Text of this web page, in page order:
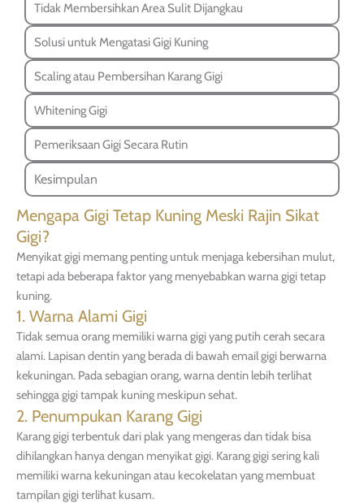
Tidak Membersihkan Area Sulit Dijangkau
Solusi untuk Mengatasi Gigi Kuning
Scaling atau Pembersihan Karang Gigi
Whitening Gigi
Pemeriksaan Gigi Secara Rutin
Kesimpulan
Mengapa Gigi Tetap Kuning Meski Rajin Sikat
Gigi?
Menyikat gigi memang penting untuk menjaga kebersihan mulut,
tetapi ada beberapa faktor yang menyebabkan warna gigi tetap
kuning.
1. Warna Alami Gigi
Tidak semua orang memiliki warna gigi yang putih cerah secara
alami. Lapisan dentin yang berada di bawah email gigi berwarna
kekuningan. Pada sebagian orang, warna dentin lebih terlihat
sehingga gigi tampak kuning meskipun sehat.
2. Penumpukan Karang Gigi
Karang gigi terbentuk dari plak yang mengeras dan tidak bisa
dihilangkan hanya dengan menyikat gigi. Karang gigi sering kali
memiliki warna kekuningan atau kecokelatan yang membuat
tampilan gigi terlihat kusam.